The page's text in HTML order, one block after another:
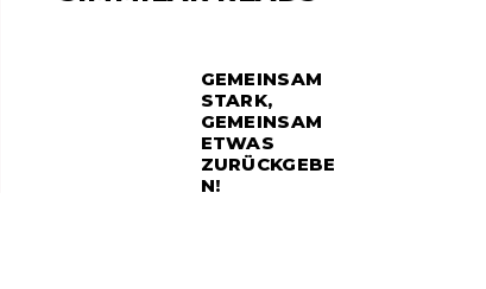
GEMEINSAM
STARK,
GEMEINSAM
ETWAS
ZURÜCKGEBE
N!